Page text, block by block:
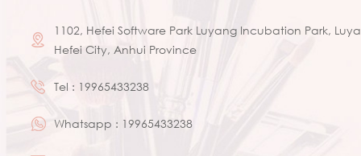
1102, Hefei Software Park Luyang Incubation Park,
Hefei City, Anhui Province
Tel : 19965433238
Whatsapp : 19965433238